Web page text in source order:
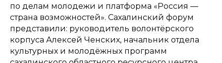
по делам молодежи и платформа «Россия —
страна возможностей». Сахалинский форум
представили: руководитель волонтёрского
корпуса Алексей Ченских, начальник отдела
культурных и молодёжных программ